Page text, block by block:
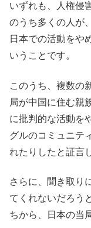
いずれも、人権侵
のうち多くの人が
日本での活動をや
いうことです。
このうち、複数の
局が中国に住む親
に批判的な活動を
グルのコミュニテ
れたりしたと証言
さらに、聞き取り
てくれないだろう
ちから、日本の当